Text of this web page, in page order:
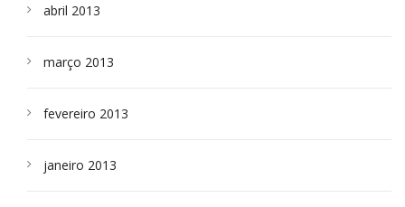
abril 2013
março 2013
fevereiro 2013
janeiro 2013